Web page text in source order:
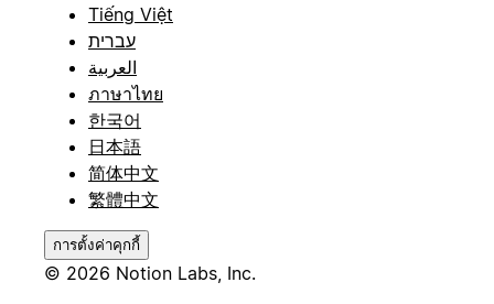
Tiếng Việt
עברית
العربية
ภาษาไทย
한국어
日本語
简体中文
繁體中文
การตั้งค่าคุกกี้
© 2026 Notion Labs, Inc.